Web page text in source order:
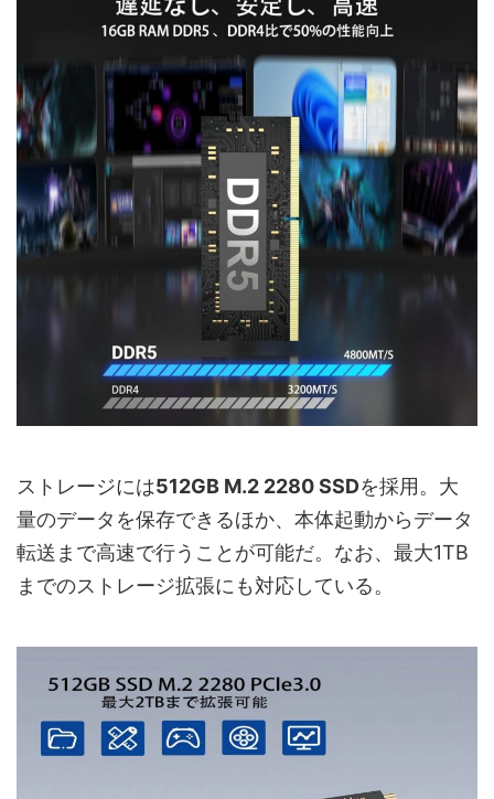
ストレージには512GB M.2 2280 SSDを採用。大
量のデータを保存できるほか、本体起動からデータ
転送まで高速で行うことが可能だ。なお、最大1TB
までのストレージ拡張にも対応している。